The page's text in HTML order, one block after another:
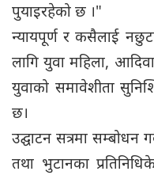
पुयाइरहेको छ ।"
न्यायपूर्ण र कसैलाई
लागि युवा महिला,
युवाको समावेशीता
छ।
उद्घाटन सत्रमा सम्बोधन
तथा भुटानका